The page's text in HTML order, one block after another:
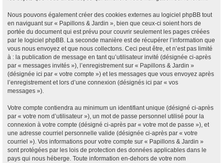
Nous pouvons également créer des cookies externes au logiciel phpBB tout
en naviguant sur « Papillons & Jardin », bien que ceux-ci soient hors de
portée du document qui est prévu pour couvrir seulement les pages créées
par le logiciel phpBB. La seconde manière est de récupérer l’information que
vous nous envoyez et que nous collectons. Ceci peut être, et n’est pas limité
à : la publication de message en tant qu’utilisateur invité (désignée ci-après
par « messages invités »), l’enregistrement sur « Papillons & Jardin »
(désignée ici par « votre compte ») et les messages que vous envoyez après
l’enregistrement et lors d’une connexion (désignés ici par « vos
messages »).
Votre compte contiendra au minimum un identifiant unique (désigné ci-après
par « votre nom d’utilisateur »), un mot de passe personnel utilisé pour la
connexion à votre compte (désigné ci-après par « votre mot de passe »), et
une adresse courriel personnelle valide (désignée ci-après par « votre
courriel »). Vos informations pour votre compte sur « Papillons & Jardin »
sont protégées par les lois de protection des données applicables dans le
pays qui nous héberge. Toute information en-dehors de votre nom